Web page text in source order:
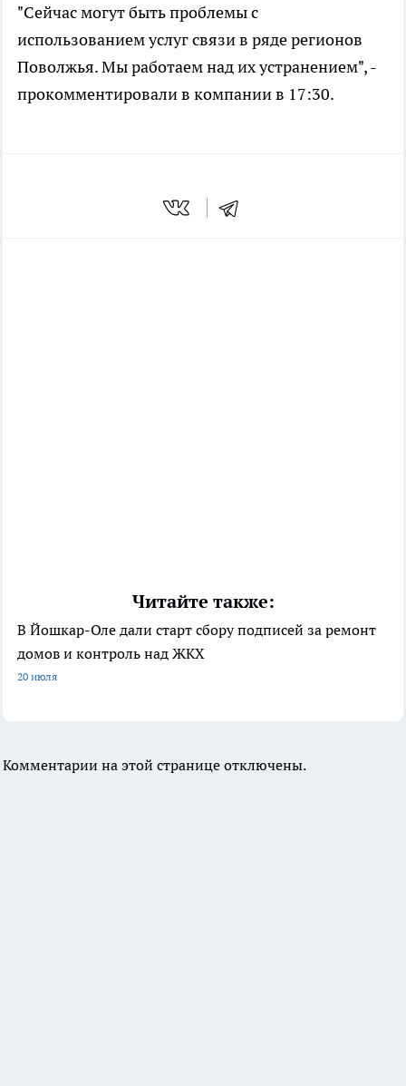
"Сейчас могут быть проблемы с
использованием услуг связи в ряде регионов
Поволжья. Мы работаем над их устранением", -
прокомментировали в компании в 17:30.
Читайте также:
В Йошкар-Оле дали старт сбору подписей за ремонт
домов и контроль над ЖКХ
20 июля
Комментарии на этой странице отключены.